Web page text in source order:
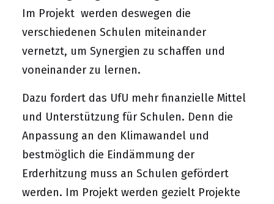
Im Projekt werden deswegen die
verschiedenen Schulen miteinander
vernetzt, um Synergien zu schaffen und
voneinander zu lernen.
Dazu fordert das UfU mehr finanzielle Mittel
und Unterstützung für Schulen. Denn die
Anpassung an den Klimawandel und
bestmöglich die Eindämmung der
Erderhitzung muss an Schulen gefördert
werden. Im Projekt werden gezielt Projekte